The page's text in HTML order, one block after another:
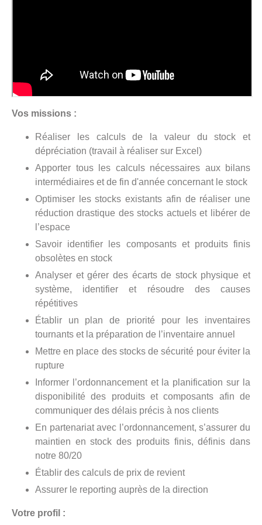
Vos missions :
Réaliser les calculs de la valeur du stock et
dépréciation (travail à réaliser sur Excel)
Apporter tous les calculs nécessaires aux bilans
intermédiaires et de fin d'année concernant le stock
Optimiser les stocks existants afin de réaliser une
réduction drastique des stocks actuels et libérer de
l’espace
Savoir identifier les composants et produits finis
obsolètes en stock
Analyser et gérer des écarts de stock physique et
système, identifier et résoudre des causes
répétitives
Établir un plan de priorité pour les inventaires
tournants et la préparation de l’inventaire annuel
Mettre en place des stocks de sécurité pour éviter la
rupture
Informer l’ordonnancement et la planification sur la
disponibilité des produits et composants afin de
communiquer des délais précis à nos clients
En partenariat avec l’ordonnancement, s’assurer du
maintien en stock des produits finis, définis dans
notre 80/20
Établir des calculs de prix de revient
Assurer le reporting auprès de la direction
Votre profil :